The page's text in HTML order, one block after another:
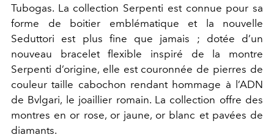
Tubogas. La collection Serpenti est connue pour sa
forme de boitier emblématique et la nouvelle
Seduttori est plus fine que jamais ; dotée d’un
nouveau bracelet flexible inspiré de la montre
Serpenti d’origine, elle est couronnée de pierres de
couleur taille cabochon rendant hommage à l’ADN
de Bvlgari, le joaillier romain. La collection offre des
montres en or rose, or jaune, or blanc et pavées de
diamants.